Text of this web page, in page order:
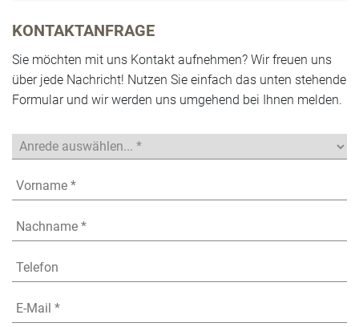
KONTAKTANFRAGE
Sie möchten mit uns Kontakt aufnehmen? Wir freuen uns
über jede Nachricht! Nutzen Sie einfach das unten stehende
Formular und wir werden uns umgehend bei Ihnen melden.